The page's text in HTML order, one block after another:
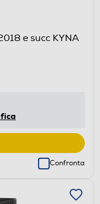
e succ KYNA
Confronta